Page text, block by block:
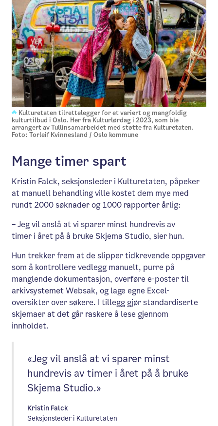
Kulturetaten tilrettelegger for et variert og mangfoldig
kulturtilbud i Oslo. Her fra Kulturlørdag i 2023, som ble
arrangert av Tullinsamarbeidet med støtte fra Kulturetaten.
Foto: Torleif Kvinnesland / Oslo kommune
Mange timer spart
Kristin Falck, seksjonsleder i Kulturetaten, påpeker
at manuell behandling ville kostet dem mye med
rundt 2000 søknader og 1000 rapporter årlig:
– Jeg vil anslå at vi sparer minst hundrevis av
timer i året på å bruke Skjema Studio, sier hun.
Hun trekker frem at de slipper tidkrevende oppgaver
som å kontrollere vedlegg manuelt, purre på
manglende dokumentasjon, overføre e-poster til
arkivsystemet Websak, og lage egne Excel-
oversikter over søkere. I tillegg gjør standardiserte
skjemaer at det går raskere å lese gjennom
innholdet.
«Jeg vil anslå at vi sparer minst
hundrevis av timer i året på å bruke
Skjema Studio.»
Kristin Falck
Seksjonsleder i Kulturetaten